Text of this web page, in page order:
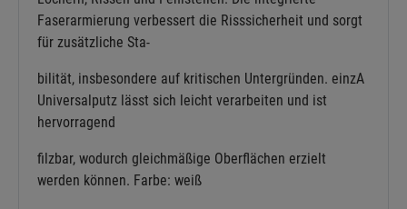
Faserarmierung verbessert die Risssicherheit und sorgt
für zusätzliche Sta-
bilität, insbesondere auf kritischen Untergründen. einzA
Universalputz lässt sich leicht verarbeiten und ist
hervorragend
filzbar, wodurch gleichmäßige Oberflächen erzielt
werden können. Farbe: weiß